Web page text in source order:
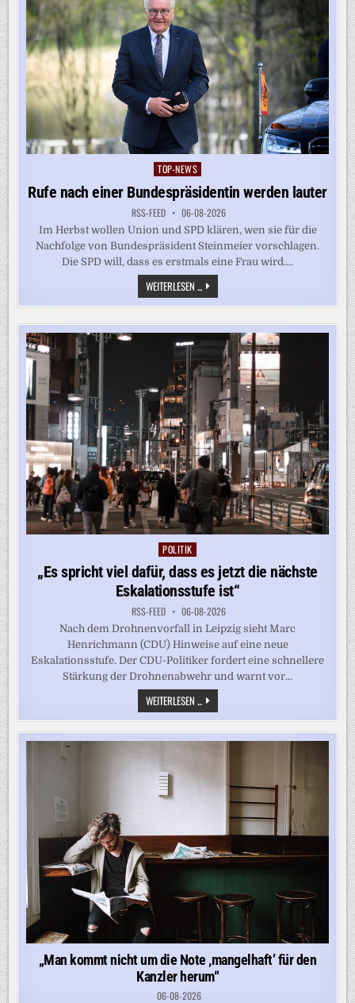
Posted
in
TOP-NEWS
Rufe nach einer Bundespräsidentin werden lauter
RSS-FEED 06-08-2026
Im Herbst wollen Union und SPD klären, wen sie für die
Nachfolge von Bundespräsident Steinmeier vorschlagen.
Die SPD will, dass es erstmals eine Frau wird....
WEITERLESEN ... RUFE
NACH
EINER
WERDEN
LAUTER
Posted
POLITIK
„Es spricht viel dafür, dass es jetzt die nächste
Eskalationsstufe ist“
RSS-FEED 06-08-2026
Nach dem Drohnenvorfall in Leipzig sieht Marc
Henrichmann (CDU) Hinweise auf eine neue
Eskalationsstufe. Der CDU-Politiker fordert eine schnellere
Stärkung der Drohnenabwehr und warnt vor...
WEITERLESEN ...„ES
SPRICHT
VIEL
DAFÜR,
DASS
DIE
NÄCHSTE
ESKALATIONSSTUFE
„Man kommt nicht um die Note ‚mangelhaft’ für den
Kanzler herum“
06-08-2026